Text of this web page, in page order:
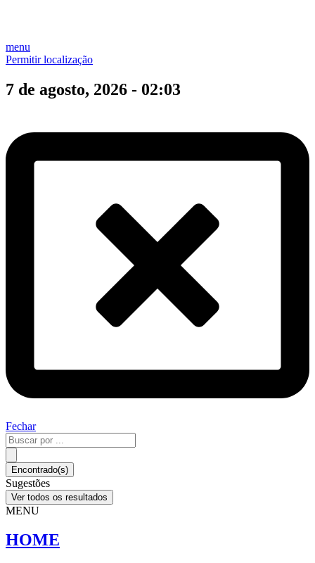
menu
Permitir localização
7 de agosto, 2026 - 02:03
Fechar
Pesquisar
...
Encontrado(s)
Sugestões
Ver todos os resultados
MENU
HOME